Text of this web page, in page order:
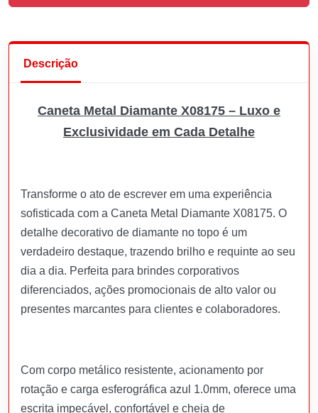
Descrição
Caneta Metal Diamante X08175 – Luxo e
Exclusividade em Cada Detalhe
Transforme o ato de escrever em uma experiência
sofisticada com a Caneta Metal Diamante X08175. O
detalhe decorativo de diamante no topo é um
verdadeiro destaque, trazendo brilho e requinte ao seu
dia a dia. Perfeita para brindes corporativos
diferenciados, ações promocionais de alto valor ou
presentes marcantes para clientes e colaboradores.
Com corpo metálico resistente, acionamento por
rotação e carga esferográfica azul 1.0mm, oferece uma
escrita impecável, confortável e cheia de